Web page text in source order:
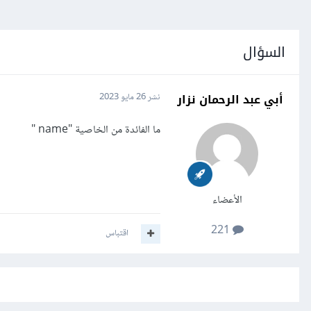
السؤال
أبي عبد الرحمان نزار
الأعضاء
نشر26 مايو 2023
ما الفائدة من الخاصية "name "
اقتباس